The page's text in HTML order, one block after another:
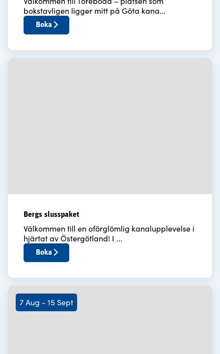
bokstavligen ligger mitt på Göta kana...
Boka
Bergs slusspaket
Välkommen till en oförglömlig kanalupplevelse i
hjärtat av Östergötland! I ...
Boka
7 Aug - 15 Sept